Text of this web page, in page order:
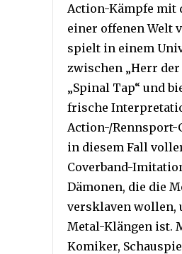
Action-Kämpfe mit
einer offenen Welt
spielt in einem
zwischen „Herr der
„Spinal Tap“ und
frische
Action-/Rennsport-
in diesem Fall
Coverband-
Dämonen, die die
versklaven wollen,
Metal-Klängen ist.
Komiker,